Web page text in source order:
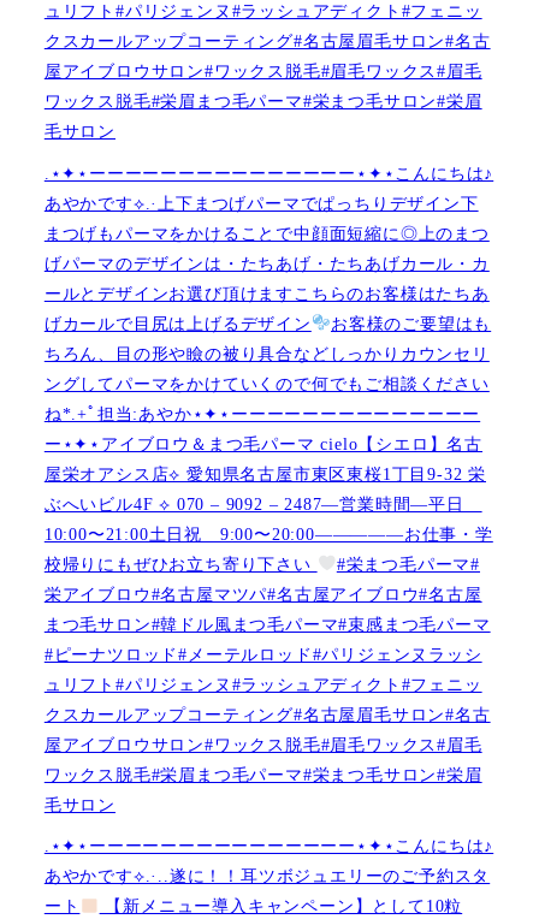
ュリフト#パリジェンヌ#ラッシュアディクト#フェニッ
クスカールアップコーティング#名古屋眉毛サロン#名古
屋アイブロウサロン#ワックス脱毛#眉毛ワックス#眉毛
ワックス脱毛#栄眉まつ毛パーマ#栄まつ毛サロン#栄眉
毛サロン
.⋆✦⋆ーーーーーーーーーーーーーーー⋆✦⋆こんにちは♪
あやかです︎⟡.·上下まつげパーマでぱっちりデザイン下
まつげもパーマをかけることで中顔面短縮に◎上のまつ
げパーマのデザインは・たちあげ・たちあげカール・カ
ールとデザインお選び頂けますこちらのお客様はたちあ
げカールで目尻は上げるデザイン
お客様のご要望はも
ちろん、目の形や瞼の被り具合などしっかりカウンセリ
ングしてパーマをかけていくので何でもご相談ください
ね︎︎︎*.+ﾟ担当:あやか⋆✦⋆ーーーーーーーーーーーーーー
ー⋆✦⋆アイブロウ＆まつ毛パーマ cielo【シエロ】名古
屋栄オアシス店︎︎⟡ 愛知県名古屋市東区東桜1丁目9-32 栄
ぶへいビル4F ︎︎⟡ 070 – 9092 – 2487—営業時間—平日
10:00〜21:00土日祝 9:00〜20:00—————お仕事・学
校帰りにもぜひお立ち寄り下さい
#栄まつ毛パーマ#
栄アイブロウ#名古屋マツパ#名古屋アイブロウ#名古屋
まつ毛サロン#韓ドル風まつ毛パーマ#束感まつ毛パーマ
#ピーナツロッド#メーテルロッド#パリジェンヌラッシ
ュリフト#パリジェンヌ#ラッシュアディクト#フェニッ
クスカールアップコーティング#名古屋眉毛サロン#名古
屋アイブロウサロン#ワックス脱毛#眉毛ワックス#眉毛
ワックス脱毛#栄眉まつ毛パーマ#栄まつ毛サロン#栄眉
毛サロン
.⋆✦⋆ーーーーーーーーーーーーーーー⋆✦⋆こんにちは♪
あやかです︎⟡.·..遂に！！耳ツボジュエリーのご予約スタ
ート
【新メニュー導入キャンペーン】として10粒